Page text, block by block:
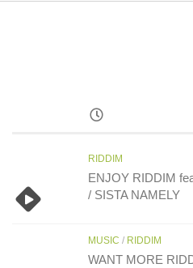
RIDDIM
ENJOY RIDDIM
/ SISTA NAMELY
MUSIC / RIDDIM
WANT MORE